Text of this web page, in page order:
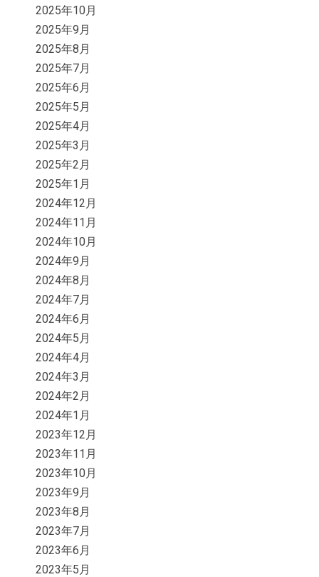
2025年10月
2025年9月
2025年8月
2025年7月
2025年6月
2025年5月
2025年4月
2025年3月
2025年2月
2025年1月
2024年12月
2024年11月
2024年10月
2024年9月
2024年8月
2024年7月
2024年6月
2024年5月
2024年4月
2024年3月
2024年2月
2024年1月
2023年12月
2023年11月
2023年10月
2023年9月
2023年8月
2023年7月
2023年6月
2023年5月